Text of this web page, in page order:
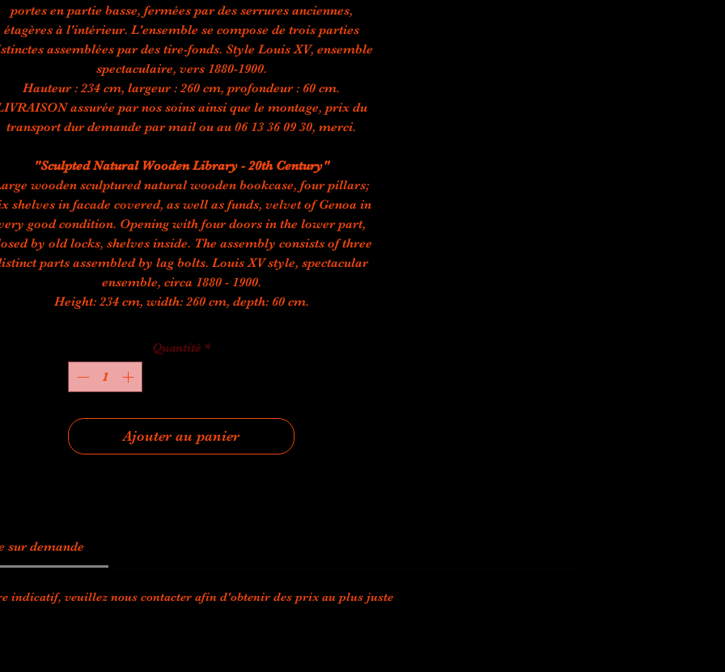
portes en partie basse, fermées par des serrures anciennes,
étagères à l'intérieur. L'ensemble se compose de trois parties
assemblées par des tire-fonds. Style Louis XV, ensemble
spectaculaire, vers 1880-1900.
Hauteur : 234 cm, largeur : 260 cm, profondeur : 60 cm.
assurée par nos soins ainsi que le montage, prix du
transport dur demande par mail ou au 06 13 36 09 30, merci.
"Sculpted Natural Wooden Library - 20th Century"
wooden sculptured natural wooden bookcase, four pillars;
shelves in facade covered, as well as funds, velvet of Genoa in
good condition. Opening with four doors in the lower part,
by old locks, shelves inside. The assembly consists of three
parts assembled by lag bolts. Louis XV style, spectacular
ensemble, circa 1880 - 1900.
Height: 234 cm, width: 260 cm, depth: 60 cm.
Quantité *
Ajouter au panier
sur demande
indicatif, veuillez nous contacter afin d'obtenir des prix au plus juste